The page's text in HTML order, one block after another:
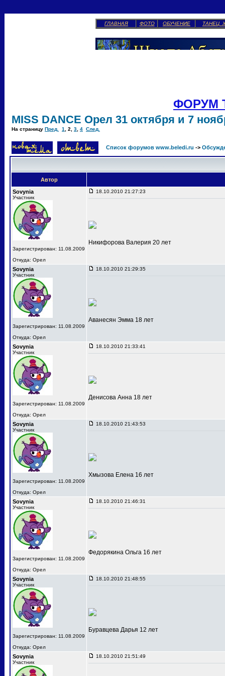
ГЛАВНАЯ ФОТО ОБУЧЕНИЕ ТАНЕЦ
ФОРУМ
MISS DANCE Орел 31 октября и 7
На страницу Пред. 1 2 3 4 След.
Список форумов www.beledi.ru ->
Автор
Sovynia
Участник
Зарегистрирован: 11.08.2009
Откуда: Орел
18.10.2010 21:27:23
Никифорова Валерия 20 лет
Sovynia
Участник
Зарегистрирован: 11.08.2009
Откуда: Орел
18.10.2010 21:29:35
Аванесян Эмма 18 лет
Sovynia
Участник
Зарегистрирован: 11.08.2009
Откуда: Орел
18.10.2010 21:33:41
Денисова Анна 18 лет
Sovynia
Участник
Зарегистрирован: 11.08.2009
Откуда: Орел
18.10.2010 21:43:53
Хмызова Елена 16 лет
Sovynia
Участник
Зарегистрирован: 11.08.2009
Откуда: Орел
18.10.2010 21:46:31
Федорякина Ольга 16 лет
Sovynia
Участник
Зарегистрирован: 11.08.2009
Откуда: Орел
18.10.2010 21:48:55
Буравцева Дарья 12 лет
Sovynia
Участник
18.10.2010 21:51:49